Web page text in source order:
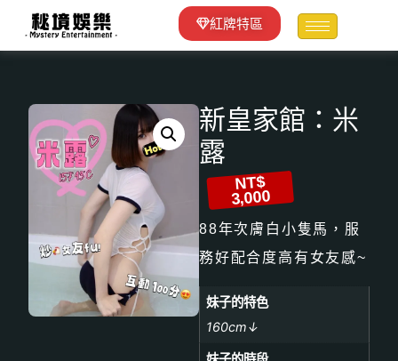
紅牌特區
新皇家館：米
露
NT$
3,000
88年次膚白小隻馬，服
務好配合度高有女友感~
妹子的特色
160cm↓